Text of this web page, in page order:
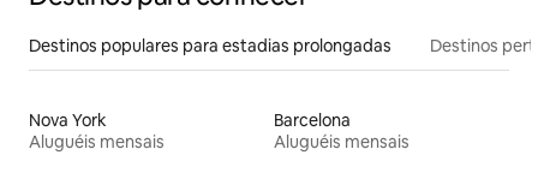
Destinos populares para estadias prolongadas Destinos
Nova York
Aluguéis mensais
Barcelona
Aluguéis mensais